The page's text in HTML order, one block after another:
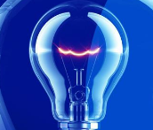
regiert.-
aktuelle Berichte
zu den Parteien
anstehenden
Programm Podcasts